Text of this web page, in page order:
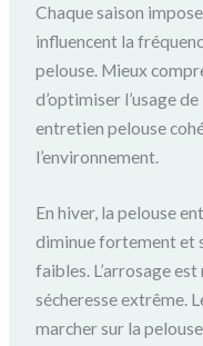
Chaque saison
influencent la
pelouse. Mieux
d’optimiser l’usage
entretien pelouse
l’environnement.
En hiver, la pelouse
diminue fortement et
faibles. L’arrosage
sécheresse extrême.
marcher sur la